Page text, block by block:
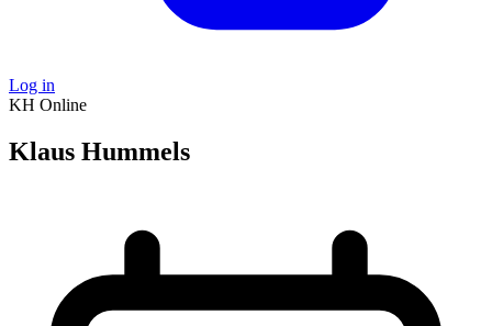
Log in
KH Online
Klaus Hummels